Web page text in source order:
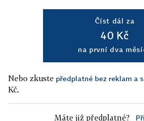
Číst dál za
40 Kč
na první dva
Nebo zkuste předplatné bez reklam a
Kč.
Máte již předplatné?